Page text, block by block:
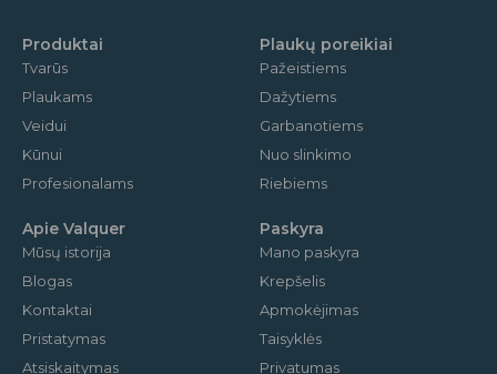
Produktai
Tvarūs
Plaukams
Veidui
Kūnui
Profesionalams
Plaukų poreikiai
Pažeistiems
Dažytiems
Garbanotiems
Nuo slinkimo
Riebiems
Apie Valquer
Mūsų istorija
Blogas
Kontaktai
Pristatymas
Atsiskaitymas
Paskyra
Mano paskyra
Krepšelis
Apmokėjimas
Taisyklės
Privatumas